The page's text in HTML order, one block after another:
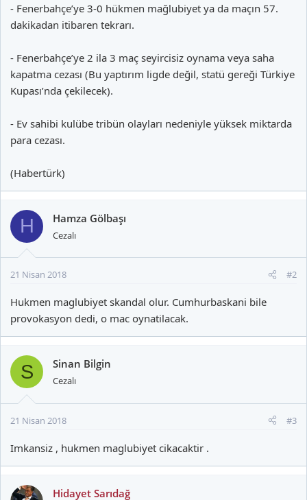
- Fenerbahçe’ye 3-0 hükmen mağlubiyet ya da maçın 57.
dakikadan itibaren tekrarı.
- Fenerbahçe’ye 2 ila 3 maç seyircisiz oynama veya saha
kapatma cezası (Bu yaptırım ligde değil, statü gereği Türkiye
Kupası’nda çekilecek).
- Ev sahibi kulübe tribün olayları nedeniyle yüksek miktarda
para cezası.
(Habertürk)
H Hamza Gölbaşı
Cezalı
21 Nisan 2018 #2
Hukmen maglubiyet skandal olur. Cumhurbaskani bile
provokasyon dedi, o mac oynatilacak.
S Sinan Bilgin
Cezalı
21 Nisan 2018 #3
Imkansiz , hukmen maglubiyet cikacaktir .
Hidayet Sarıdağ